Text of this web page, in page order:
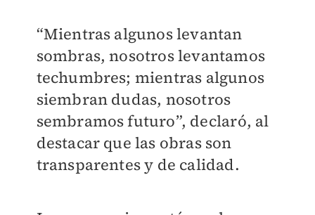
“Mientras algunos levantan
sombras, nosotros levantamos
techumbres; mientras algunos
siembran dudas, nosotros
sembramos futuro”, declaró, al
destacar que las obras son
transparentes y de calidad.